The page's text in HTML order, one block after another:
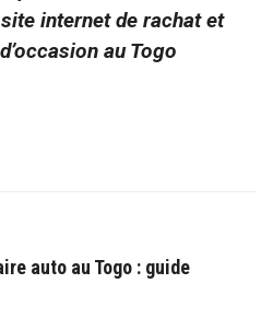
internet de rachat et
au Togo
auto au Togo : guide